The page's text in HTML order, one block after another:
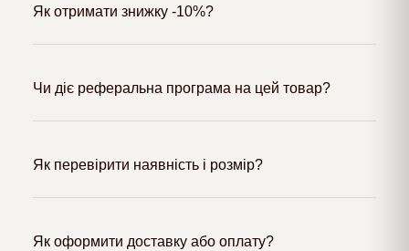
Як отримати знижку -10%?
Чи діє реферальна програма на цей товар?
Як перевірити наявність і розмір?
Як оформити доставку або оплату?